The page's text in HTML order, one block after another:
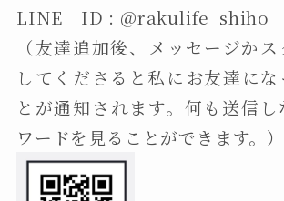
LINE ID : @rakulife_shiho
（友達追加後、メッセージか
してくださると私にお友達にな
とが通知されます。何も送信
ワードを見ることができます。）